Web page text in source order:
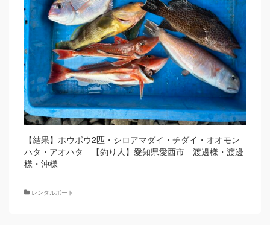
【結果】ホウボウ2匹・シロアマダイ・チダイ・オオモン
ハタ・アオハタ 【釣り人】愛知県愛西市 渡邊様・渡邊
様・沖様
レンタルボート